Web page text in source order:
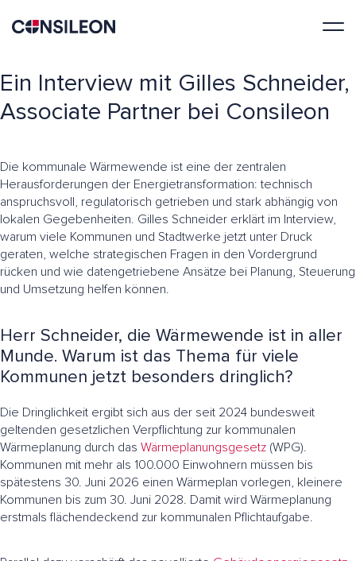
Ein Interview mit Gilles Schneider,
Associate Partner bei Consileon
Die kommunale Wärmewende ist eine der zentralen
Herausforderungen der Energietransformation: technisch
anspruchsvoll, regulatorisch getrieben und stark abhängig von
lokalen Gegebenheiten. Gilles Schneider erklärt im Interview,
warum viele Kommunen und Stadtwerke jetzt unter Druck
geraten, welche strategischen Fragen in den Vordergrund
rücken und wie datengetriebene Ansätze bei Planung, Steuerung
und Umsetzung helfen können.
Herr Schneider, die Wärmewende ist in aller
Munde. Warum ist das Thema für viele
Kommunen jetzt besonders dringlich?
Die Dringlichkeit ergibt sich aus der seit 2024 bundesweit
geltenden gesetzlichen Verpflichtung zur kommunalen
Wärmeplanung durch das Wärmeplanungsgesetz (WPG).
Kommunen mit mehr als 100.000 Einwohnern müssen bis
spätestens 30. Juni 2026 einen Wärmeplan vorlegen, kleinere
Kommunen bis zum 30. Juni 2028. Damit wird Wärmeplanung
erstmals flächendeckend zur kommunalen Pflichtaufgabe.